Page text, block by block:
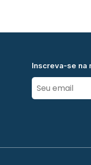
Inscreva-se na